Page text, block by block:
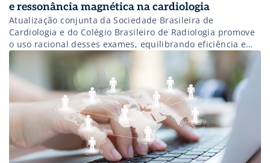
e ressonância magnética na cardiologia
Atualização conjunta da Sociedade Brasileira de
Cardiologia e do Colégio Brasileiro de Radiologia promove
o uso racional desses exames, equilibrando eficiência e
custo-benefício.